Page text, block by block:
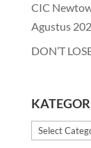
CIC
Agustus
DON’T
Kategori